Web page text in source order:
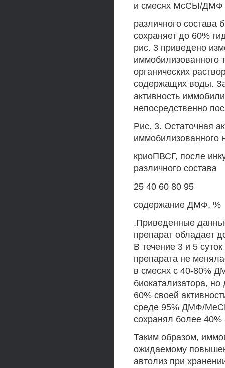
и смесях МсСЫ/ДМФ
различного состава
сохраняет до 60%
рис. 3 приведено
иммобилизованного
органических
содержащих воды.
активность
непосредственно
Рис. 3. Остаточная
иммобилизованного
криоПВСГ, после
различного состава
25 40 60 80 95
содержание ДМФ, %
.Приведенные
препарат обладает
В течение 3 и 5
препарата не
в смесях с 40-80%
биокатализатора,
60% своей
среде 95% ДМФ/
сохранял более 40%
Таким образом,
ожидаемому
автолиз при